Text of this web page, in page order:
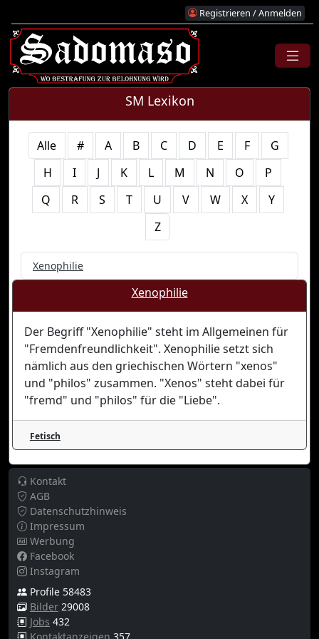
Registrieren / Anmelden
SM Lexikon
Alle # A B C D E F
G
H
I J K L M N O
P
Q
R S T U V W X
Y
Z
Xenophilie
Xenophilie
Der Begriff "Xenophilie" steht im Allgemeinen für
"Fremdenfreundlichkeit". Xenophilie setzt sich
nämlich aus den griechischen Wörtern "xenos"
und "philos" zusammen. "Xenos" steht dabei für
"fremd" und "philos" für die "Liebe".
Fetisch
Kontakt
AGB
Datenschutzhinweis
Impressum
Werbung
Facebook
Instagram
Profile 58483
Bilder 29008
Jobs 432